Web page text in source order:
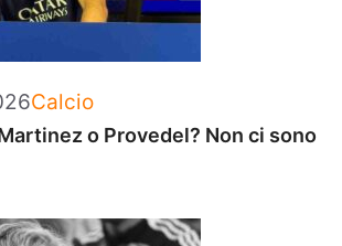
Categorie
Calcio
o Provedel? Non ci sono